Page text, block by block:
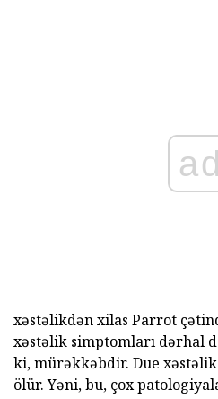
ad
xəstəlikdən xilas Parrot
xəstəlik simptomları dərhal
ki, mürəkkəbdir. Due
ölür. Yəni, bu, çox